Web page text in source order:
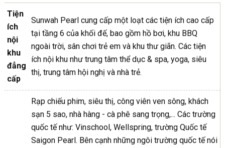
Tiện
ích
nội
khu
đẳng
cấp
Sunwah Pearl cung cấp một loạt các tiện ích cao cấp
tại tầng 6 của khối đế, bao gồm hồ bơi, khu BBQ
ngoài trời, sân chơi trẻ em và khu thư giãn. Các tiện
ích nội khu như trung tâm thể dục & spa, yoga, siêu
thị, trung tâm hội nghị và nhà trẻ.
Rạp chiếu phim, siêu thị, công viên ven sông, khách
sạn 5 sao, nhà hàng - cà phê sang trọng,... Các trường
quốc tế như: Vinschool, Wellspring, trường Quốc tế
Saigon Pearl. Bên cạnh những ngôi trường quốc tế nói